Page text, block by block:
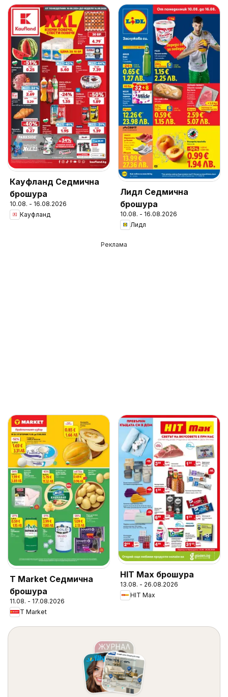
Кауфланд Седмична
брошура
10.08. - 16.08.2026
Кауфланд
Лидл Седмична
брошура
10.08. - 16.08.2026
Лидл
Реклама
T Market Седмична
брошура
11.08. - 17.08.2026
T Market
HIT Max брошура
13.08. - 26.08.2026
HIT Max